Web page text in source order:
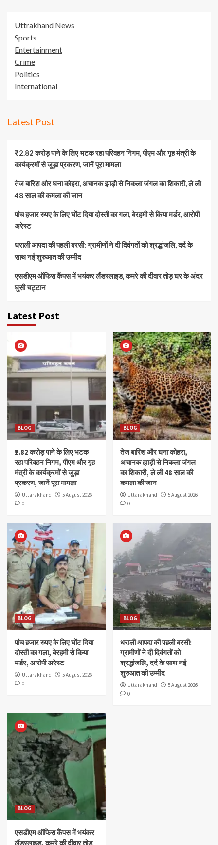
Uttrakhand News
Sports
Entertainment
Crime
Politics
International
Latest Post
₹2.82 करोड़ पाने के लिए भटक रहा परिवहन निगम, पीएम और गृह मंत्री के
कार्यक्रमों से जुड़ा प्रकरण, जानें पूरा मामला
तेज बारिश और घना कोहरा, अचानक झाड़ी से निकला जंगल का शिकारी, ले ली
48 साल की कमला की जान
पांच हजार रुपए के लिए घोंट दिया दोस्ती का गला, बेरहमी से किया मर्डर, आरोपी
अरेस्ट
धराली आपदा की पहली बरसी: ग्रामीणों ने दी दिवंगतों को श्रद्धांजलि, दर्द के
साथ नई शुरुआत की उम्मीद
एसडीएम ऑफिस कैंपस में भयंकर लैंडस्लाइड, कमरे की दीवार तोड़ घर के अंदर
घुसी चट्टान
Latest Post
BLOG
₹2.82 करोड़ पाने के लिए भटक
रहा परिवहन निगम, पीएम और गृह
मंत्री के कार्यक्रमों से जुड़ा
प्रकरण, जानें पूरा मामला
Uttarakhand
5 August 2026
0
BLOG
तेज बारिश और घना कोहरा,
अचानक झाड़ी से निकला जंगल
का शिकारी, ले ली 48 साल की
कमला की जान
Uttarakhand
5 August 2026
0
BLOG
पांच हजार रुपए के लिए घोंट दिया
दोस्ती का गला, बेरहमी से किया
मर्डर, आरोपी अरेस्ट
Uttarakhand
5 August 2026
0
BLOG
धराली आपदा की पहली बरसी:
ग्रामीणों ने दी दिवंगतों को
श्रद्धांजलि, दर्द के साथ नई
शुरुआत की उम्मीद
Uttarakhand
5 August 2026
0
BLOG
एसडीएम ऑफिस कैंपस में भयंकर
लैंडस्लाइड, कमरे की दीवार तोड़